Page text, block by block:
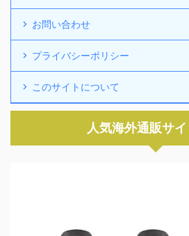
お問い合わせ
プライバシーポリシー
このサイトについて
人気海外通販サ